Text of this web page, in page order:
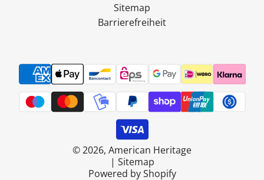
Sitemap
Barrierefreiheit
© 2026, American Heritage
| Sitemap
Powered by Shopify